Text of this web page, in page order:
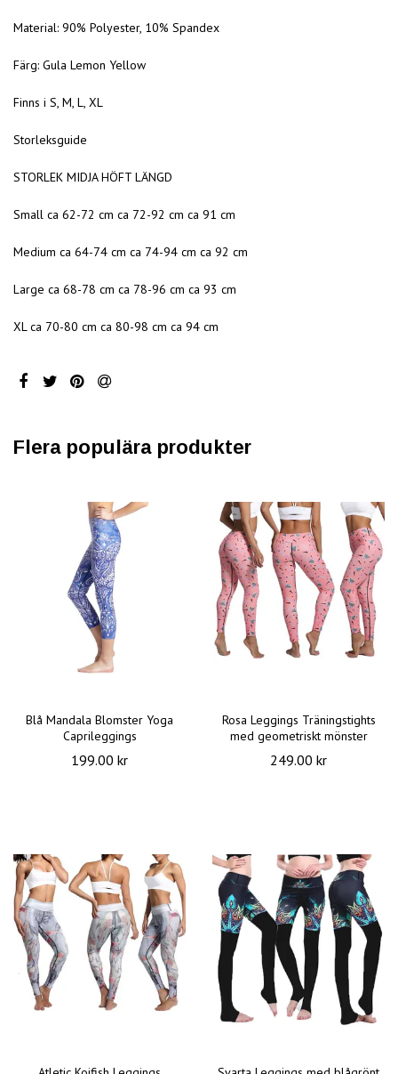
Material: 90% Polyester, 10% Spandex
Färg: Gula Lemon Yellow
Finns i S, M, L, XL
Storleksguide
STORLEK MIDJA HÖFT LÄNGD
Small ca 62-72 cm ca 72-92 cm ca 91 cm
Medium ca 64-74 cm ca 74-94 cm ca 92 cm
Large ca 68-78 cm ca 78-96 cm ca 93 cm
XL ca 70-80 cm ca 80-98 cm ca 94 cm
Flera populära produkter
Blå Mandala Blomster Yoga
Caprileggings
199.00 kr
Rosa Leggings Träningstights
med geometriskt mönster
249.00 kr